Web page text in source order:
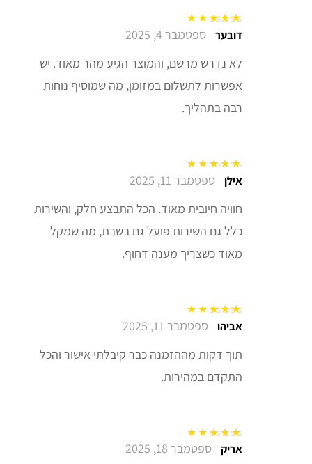
דורג5מתוך 5דובער ספטמבר 4, 2025
לא נדרש מרשם, והמוצר הגיע מהר מאוד. יש
אפשרות לתשלום במזומן, מה שמוסיף נוחות
רבה בתהליך.
דורג5מתוך 5 אילן ספטמבר 11, 2025
חוויה חיובית מאוד. הכל התבצע חלק, והשירות
כלל גם השירות פועל גם בשבת, מה שמקל
מאוד כשצריך מענה דחוף.
דורג5מתוך 5אביהו ספטמבר 11, 2025
תוך דקות מההזמנה כבר קיבלתי אישור והכל
התקדם במהירות.
דורג5מתוך 5אריק ספטמבר 18, 2025